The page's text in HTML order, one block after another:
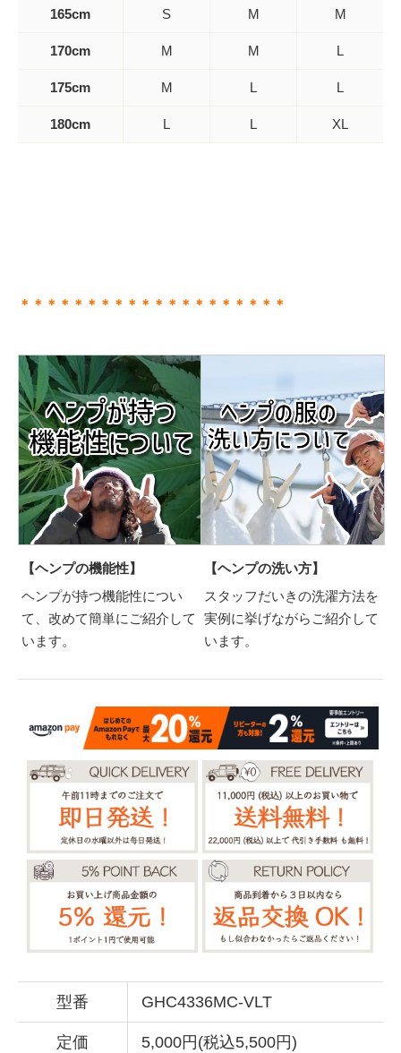
165cm S M M
170cm M M L
175cm M L L
180cm L L XL
＊＊＊＊＊＊＊＊＊＊＊＊＊＊＊＊＊＊＊＊
【ヘンプの機能性】
ヘンプが持つ機能性につい
て、改めて簡単にご紹介して
います。
【ヘンプの洗い方】
スタッフだいきの洗濯方法を
実例に挙げながらご紹介して
います。
型番 GHC4336MC-VLT
定価 5,000円(税込5,500円)